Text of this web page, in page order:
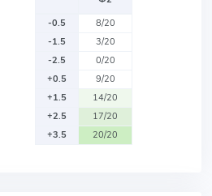
-0.5
8/20
-1.5
3/20
-2.5
0/20
+0.5
9/20
+1.5
14/20
+2.5
17/20
+3.5
20/20